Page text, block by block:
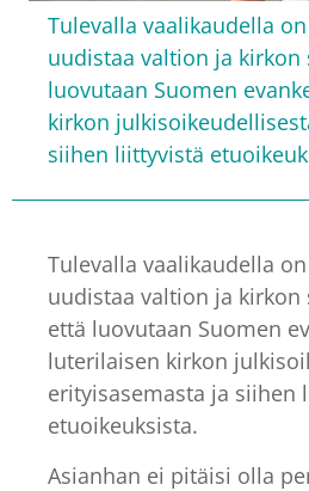
Tulevalla vaalikaudella
uudistaa valtion ja
luovutaan Suomen
kirkon
siihen liittyvistä
Tulevalla vaalikaudella
uudistaa valtion ja kirkon
että luovutaan Suomen
luterilaisen kirkon
erityisasemasta ja siihen
etuoikeuksista.
Asianhan ei pitäisi olla